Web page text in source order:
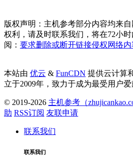
版权声明：主机参考部分内容均来
权利，请及时联系我们，将在72小
阅： 要求删除或断开链接侵权网络
本站由 优云 & FunCDN 提供云计算
立于2009年，致力于成为最受用户
© 2019-2026 主机参考（
助 RSS订阅 友联申请
联系我们
联系我们